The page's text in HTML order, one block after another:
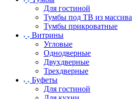
Для гостиной
Тумбы под ТВ из массива
Тумбы прикроватные
Витрины
Угловые
Однодверные
Двухдверные
Трехдверные
Буфеты
Для гостиной